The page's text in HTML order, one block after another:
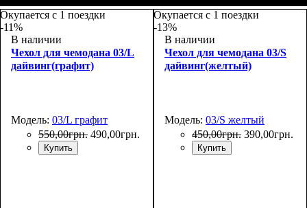
Окупается с 1 поездки
-11%
В наличии
Чехол для чемодана 03/L
дайвинг(графит)
Модель: 03/L графит
550,00грн. 490,00грн.
Купить
Окупается с 1 поездки
-13%
В наличии
Чехол для чемодана 03/S
дайвинг(желтый)
Модель: 03/S желтый
450,00грн. 390,00грн.
Купить